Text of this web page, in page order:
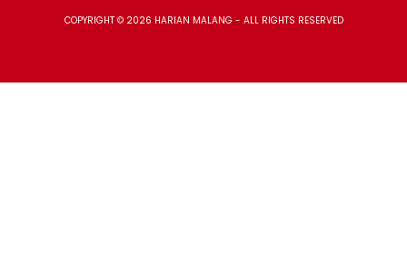
COPYRIGHT © 2026 HARIAN MALANG - ALL RIGHTS RESERVED